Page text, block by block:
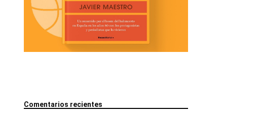
Comentarios recientes